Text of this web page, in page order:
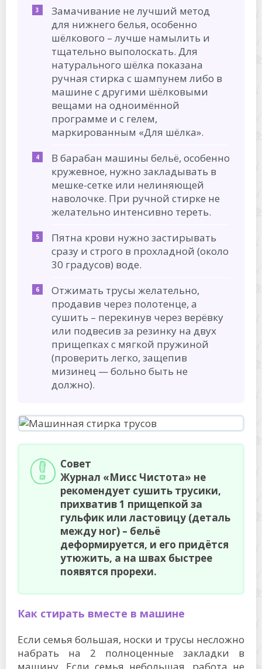
Замачивание не лучший метод
для нижнего белья, особенно
шёлкового – лучше намылить и
тщательно выполоскать. Для
натурального шёлка показана
ручная стирка с шампунем либо в
машине с другими шёлковыми
вещами на одноимённой
программе и с гелем,
маркированным «Для шёлка».
В барабан машины бельё, особенно
кружевное, нужно закладывать в
мешке-сетке или нелиняющей
наволочке. При ручной стирке не
желательно интенсивно тереть.
Пятна крови нужно застирывать
сразу и строго в прохладной (около
30 градусов) воде.
Отжимать трусы желательно,
продавив через полотенце, а
сушить – перекинув через верёвку
или подвесив за резинку на двух
прищепках с мягкой пружиной
(проверить легко, защепив
мизинец — больно быть не
должно).
Совет
Журнал «Мисс Чистота» не
рекомендует сушить трусики,
прихватив 1 прищепкой за
гульфик или ластовицу (деталь
между ног) – бельё
деформируется, и его придётся
утюжить, а на швах быстрее
появятся прорехи.
Как стирать вместе в машине
Если семья большая, носки и трусы несложно
набрать на 2 полноценные закладки в
машину. Если семья небольшая, работа не